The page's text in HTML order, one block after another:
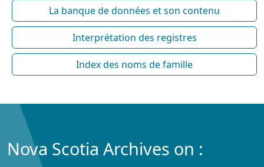
La banque de données et son contenu
Interprétation des registres
Index des noms de famille
Nova Scotia Archives on :